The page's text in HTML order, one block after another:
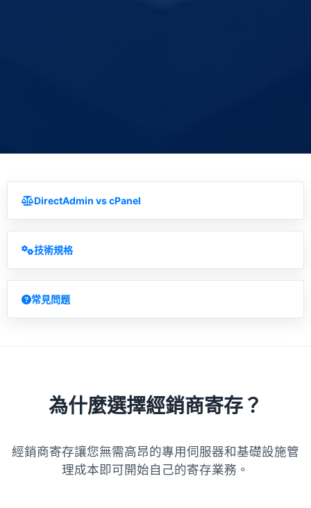
DirectAdmin vs cPanel
技術規格
常見問題
為什麼選擇經銷商寄存？
經銷商寄存讓您無需高昂的專用伺服器和基礎設施管
理成本即可開始自己的寄存業務。